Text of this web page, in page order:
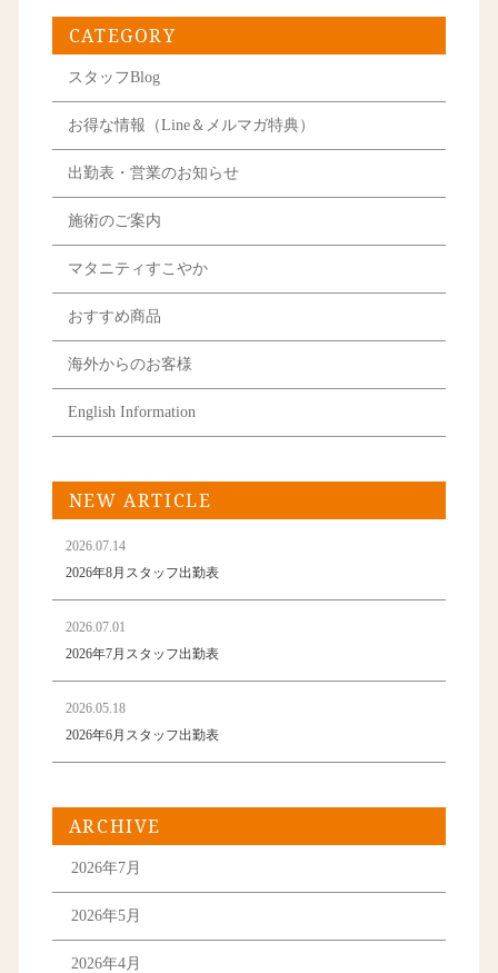
CATEGORY
スタッフBlog
お得な情報（Line＆メルマガ特典）
出勤表・営業のお知らせ
施術のご案内
マタニティすこやか
おすすめ商品
海外からのお客様
English Information
NEW ARTICLE
2026.07.14
2026年8月スタッフ出勤表
2026.07.01
2026年7月スタッフ出勤表
2026.05.18
2026年6月スタッフ出勤表
ARCHIVE
2026年7月
2026年5月
2026年4月